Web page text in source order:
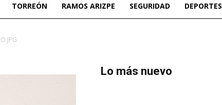
TORREÓN RAMOS ARIZPE SEGURIDAD DEPORTES
Lo más nuevo